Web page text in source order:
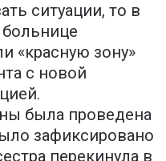
ситуации, то в
«красную зону»
с новой
была проведена
зафиксировано
перекинула в